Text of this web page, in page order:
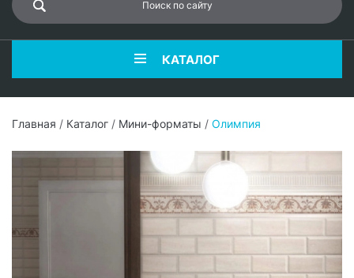
КАТАЛОГ
Главная / Каталог / Мини-форматы / Олимпия